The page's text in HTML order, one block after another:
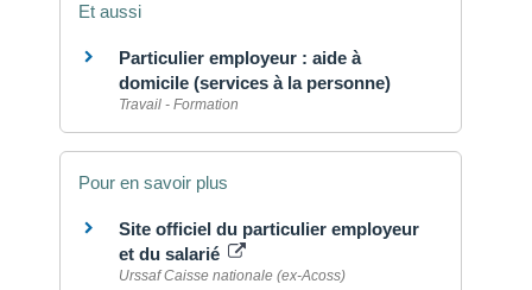
Et aussi
Particulier employeur : aide à
domicile (services à la personne)
Travail - Formation
Pour en savoir plus
Site officiel du particulier employeur
et du salarié
Urssaf Caisse nationale (ex-Acoss)